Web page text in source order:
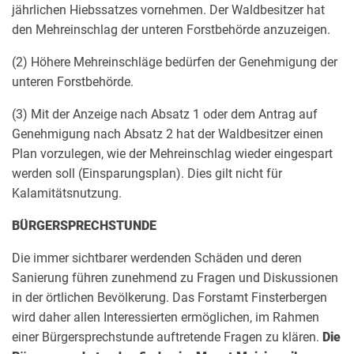
jährlichen Hiebssatzes vornehmen. Der Waldbesitzer hat
den Mehreinschlag der unteren Forstbehörde anzuzeigen.
(2) Höhere Mehreinschläge bedürfen der Genehmigung der
unteren Forstbehörde.
(3) Mit der Anzeige nach Absatz 1 oder dem Antrag auf
Genehmigung nach Absatz 2 hat der Waldbesitzer einen
Plan vorzulegen, wie der Mehreinschlag wieder eingespart
werden soll (Einsparungsplan). Dies gilt nicht für
Kalamitätsnutzung.
BÜRGERSPRECHSTUNDE
Die immer sichtbarer werdenden Schäden und deren
Sanierung führen zunehmend zu Fragen und Diskussionen
in der örtlichen Bevölkerung. Das Forstamt Finsterbergen
wird daher allen Interessierten ermöglichen, im Rahmen
einer Bürgersprechstunde auftretende Fragen zu klären. Die